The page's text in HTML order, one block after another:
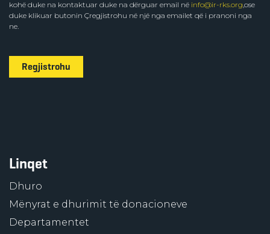
kohë duke na kontaktuar duke na dërguar email në info@ir-rks.org,ose
duke klikuar butonin Çregjistrohu në një nga emailet që i pranoni nga
ne.
Regjistrohu
Linqet
Dhuro
Mënyrat e dhurimit të donacioneve
Departamentet